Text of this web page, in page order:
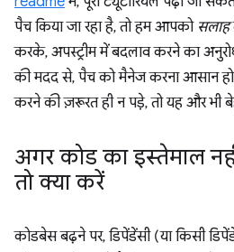
पैच किया जा रहा है, तो हम आपको सलाह
करके, अपस्ट्रीम में बदलाव करने का
की मदद से, पैच को मैनेज करना आसान हो
करने की ज़रूरत ही न पड़े, तो यह और भी
अगर कोड का इस्तेमाल
तो क्या करें
कोडबेस बढ़ने पर, डिपेंडेंसी (या किसी